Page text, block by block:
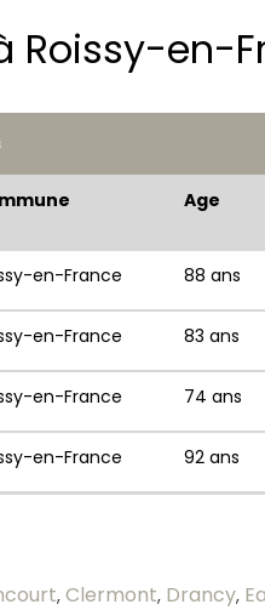
Roissy-en-
Age
en-France 88 ans
en-France 83 ans
en-France 74 ans
en-France 92 ans
, Clermont, Drancy,